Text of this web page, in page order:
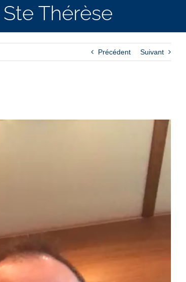
Thérèse
Précédent Suivant